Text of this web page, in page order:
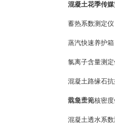
混凝土花季传
蓄热系数测定仪
蒸汽快速养护箱
氯离子含量测定
混凝土路缘石
载免费箱
混凝土无核密度
混凝土透水系